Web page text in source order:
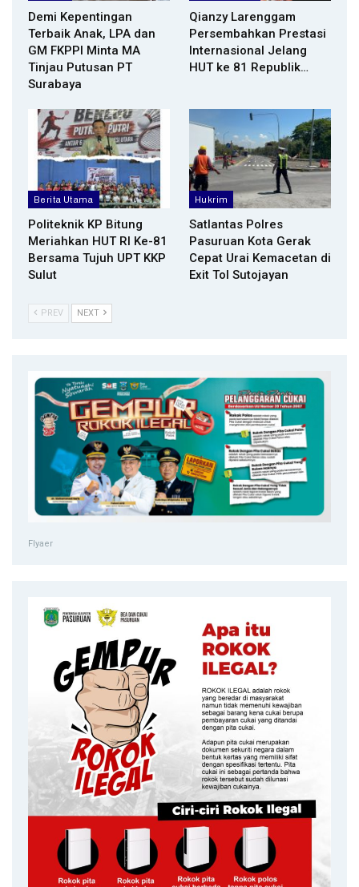
Demi Kepentingan
Terbaik Anak, LPA dan
GM FKPPI Minta MA
Tinjau Putusan PT
Surabaya
Qianzy Larenggam
Persembahkan Prestasi
Internasional Jelang
HUT ke 81 Republik…
Berita Utama
Politeknik KP Bitung
Meriahkan HUT RI Ke-81
Bersama Tujuh UPT KKP
Sulut
Hukrim
Satlantas Polres
Pasuruan Kota Gerak
Cepat Urai Kemacetan di
Exit Tol Sutojayan
PREV NEXT
Flyaer